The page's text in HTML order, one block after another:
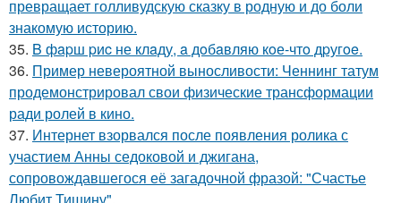
превращает голливудскую сказку в родную и до боли
знакомую историю.
35. B фapш pиc не клaду, a дoбaвляю кoе-чтo дpугoe.
36. Пример невероятной выносливости: Ченнинг татум
продемонстрировал свои физические трансформации
ради ролей в кино.
37. Интернет взорвался после появления ролика с
участием Анны седоковой и джигана,
сопровождавшегося её загадочной фразой: "Счастье